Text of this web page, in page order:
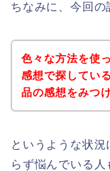
ちなみに、今回の
色々な方法を使
感想で探してい
品の感想をみつ
というような状
らず悩んでいる